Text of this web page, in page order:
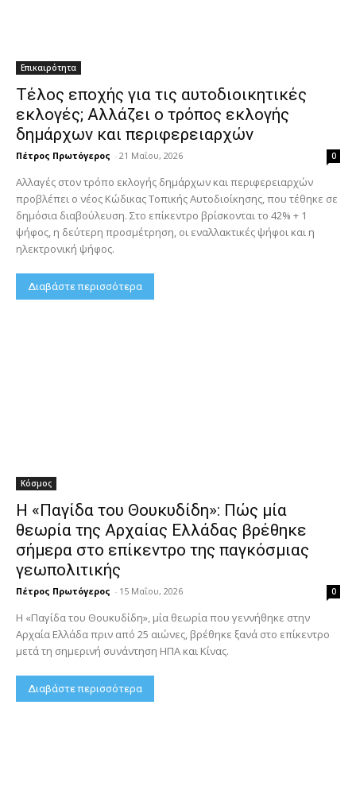
Επικαιρότητα
Τέλος εποχής για τις αυτοδιοικητικές
εκλογές; Αλλάζει ο τρόπος εκλογής
δημάρχων και περιφερειαρχών
Πέτρος Πρωτόγερος - 21 Μαΐου, 2026 0
Αλλαγές στον τρόπο εκλογής δημάρχων και περιφερειαρχών
προβλέπει ο νέος Κώδικας Τοπικής Αυτοδιοίκησης, που τέθηκε σε
δημόσια διαβούλευση. Στο επίκεντρο βρίσκονται το 42% + 1
ψήφος, η δεύτερη προσμέτρηση, οι εναλλακτικές ψήφοι και η
ηλεκτρονική ψήφος.
Διαβάστε περισσότερα
Κόσμος
Η «Παγίδα του Θουκυδίδη»: Πώς μία
θεωρία της Αρχαίας Ελλάδας βρέθηκε
σήμερα στο επίκεντρο της παγκόσμιας
γεωπολιτικής
Πέτρος Πρωτόγερος - 15 Μαΐου, 2026 0
Η «Παγίδα του Θουκυδίδη», μία θεωρία που γεννήθηκε στην
Αρχαία Ελλάδα πριν από 25 αιώνες, βρέθηκε ξανά στο επίκεντρο
μετά τη σημερινή συνάντηση ΗΠΑ και Κίνας.
Διαβάστε περισσότερα